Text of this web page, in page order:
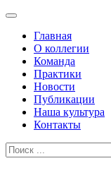
Главная
О коллегии
Команда
Практики
Новости
Публикации
Наша культура
Контакты